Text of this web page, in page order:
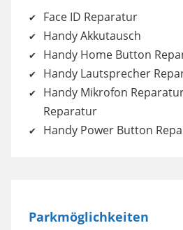
Face ID Reparatur
Handy Akkutausch
Handy Home Button
Handy Lautsprecher
Handy Mikrofon
Reparatur
Handy Power Button
Parkmöglichkeiten